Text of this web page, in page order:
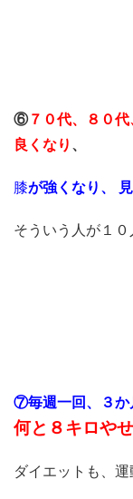
⑥７０代、８０
良くなり 、
膝が強くなり、
そういう人が１０
⑦毎週一回、３か
何と８キロやせ
ダイエットも、運